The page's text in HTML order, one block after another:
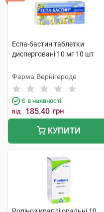
Еспа-бастин таблетки
дисперговані 10 мг 10 шт
Фарма Вернігероде
Є в наявності
від 185.40 грн
КУПИТИ